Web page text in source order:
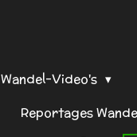
Wandel-Video's
Reportages